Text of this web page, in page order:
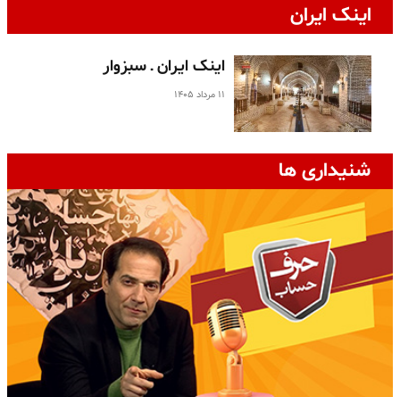
اینک ایران
اینک ایران ـ سبزوار
۱۱ مرداد ۱۴۰۵
شنیداری ها